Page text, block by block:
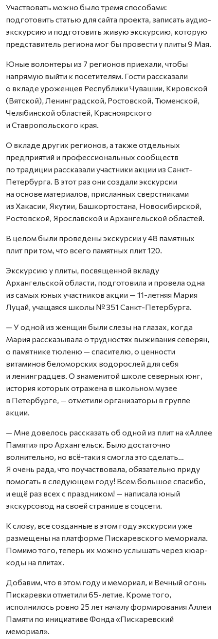
Участвовать можно было тремя способами:
подготовить статью для сайта проекта, записать аудио-
экскурсию и подготовить живую экскурсию, которую
представитель региона мог бы провести у плиты 9 Мая.
Юные волонтеры из 7 регионов приехали, чтобы
напрямую выйти к посетителям. Гости рассказали
о вкладе уроженцев Республики Чувашии, Кировской
(Вятской), Ленинградской, Ростовской, Тюменской,
Челябинской областей, Красноярского
и Ставропольского края.
О вкладе других регионов, а также отдельных
предприятий и профессиональных сообществ
по традиции рассказали участники акции из Санкт-
Петербурга. В этот раз они создали экскурсии
на основе материалов, присланных сверстниками
из Хакасии, Якутии, Башкортостана, Новосибирской,
Ростовской, Ярославской и Архангельской областей.
В целом были проведены экскурсии у 48 памятных
плит при том, что всего памятных плит 120.
Экскурсию у плиты, посвященной вкладу
Архангельской области, подготовила и провела одна
из самых юных участников акции — 11-летняя Мария
Луцай, учащаяся школы № 351 Санкт-Петербурга.
— У одной из женщин были слезы на глазах, когда
Мария рассказывала о трудностях выживания северян,
о памятнике тюленю — спасителю, о ценности
витаминов беломорских водорослей для себя
и ленинградцев. О знаменитой школе северных юнг,
история которых отражена в школьном музее
в Петербурге, — отметили организаторы в группе
акции.
— Мне довелось рассказать об одной из плит на «Аллее
Памяти» про Архангельск. Было достаточно
волнительно, но всё-таки я смогла это сделать…
Я очень рада, что поучаствовала, обязательно приду
помогать в следующем году! Всем большое спасибо,
и ещё раз всех с праздником! — написала юный
экскурсовод на своей странице в соцсети.
К слову, все созданные в этом году экскурсии уже
размещены на платформе Пискаревского мемориала.
Помимо того, теперь их можно услышать через кюар-
коды на плитах.
Добавим, что в этом году и мемориал, и Вечный огонь
Пискаревки отметили 65-летие. Кроме того,
исполнилось ровно 25 лет началу формирования Аллеи
Памяти по инициативе Фонда «Пискаревский
мемориал».